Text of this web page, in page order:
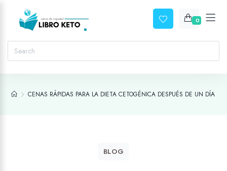
0
CENAS RÁPIDAS PARA LA DIETA CETOGÉNICA DESPUÉS DE UN DÍA
BLOG